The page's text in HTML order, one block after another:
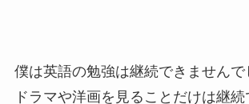
僕は英語の勉強は継続できません
ドラマや洋画を見ることだけは継続